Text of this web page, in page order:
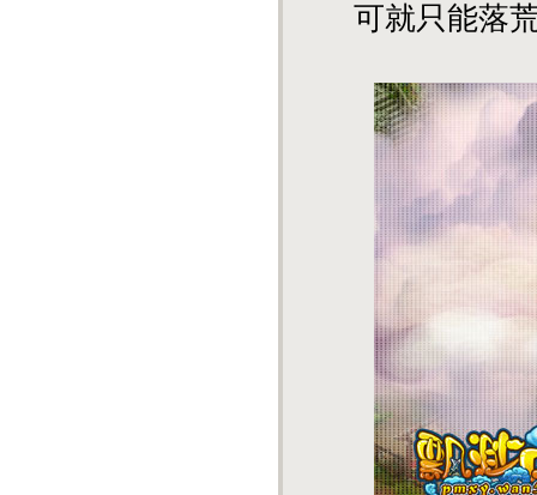
可就只能落